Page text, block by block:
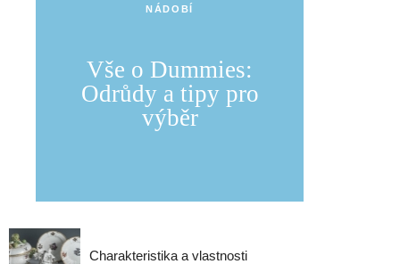
NÁDOBÍ
Vše o Dummies:
Odrůdy a tipy pro
výběr
Charakteristika a vlastnosti